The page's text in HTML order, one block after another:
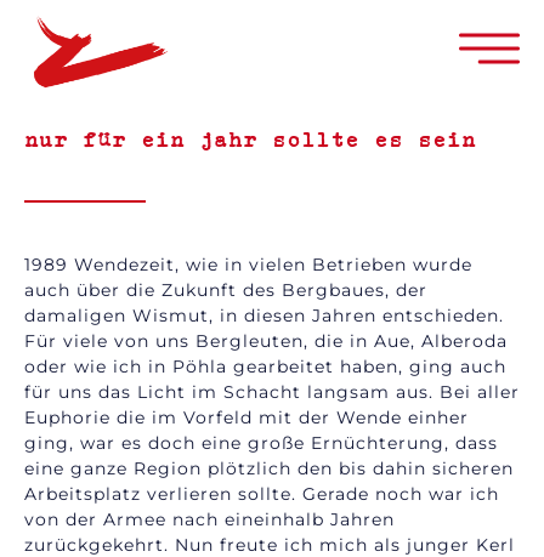
nur für ein jahr sollte es sein
1989 Wendezeit, wie in vielen Betrieben wurde
auch über die Zukunft des Bergbaues, der
damaligen Wismut, in diesen Jahren entschieden.
Für viele von uns Bergleuten, die in Aue, Alberoda
oder wie ich in Pöhla gearbeitet haben, ging auch
für uns das Licht im Schacht langsam aus. Bei aller
Euphorie die im Vorfeld mit der Wende einher
ging, war es doch eine große Ernüchterung, dass
eine ganze Region plötzlich den bis dahin sicheren
Arbeitsplatz verlieren sollte. Gerade noch war ich
von der Armee nach eineinhalb Jahren
zurückgekehrt. Nun freute ich mich als junger Kerl